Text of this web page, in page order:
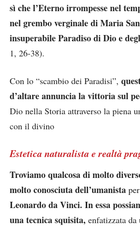
sì che l’Eterno irrompesse nel
nel grembo verginale di Maria
insuperabile Paradiso di Dio e
1, 26-38).
Con lo “scambio dei Paradisi”,
d’altare annuncia la vittoria sul
Dio nella Storia attraverso la piena
con il divino
Estetica naturalista e realtà
Troviamo qualcosa di molto
molto conosciuta dell’umanista
Leonardo da Vinci. In essa
una tecnica squisita, enfatizzata da